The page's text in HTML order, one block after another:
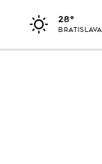
28°
BRATISLAVA